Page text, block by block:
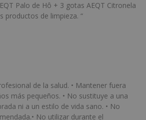
Palo de Hô + 3 gotas AEQT Citronela
productos de limpieza. “
de la salud. • Mantener fuera
más pequeños. • No sustituye a una
ni a un estilo de vida sano. • No
No utilizar durante el